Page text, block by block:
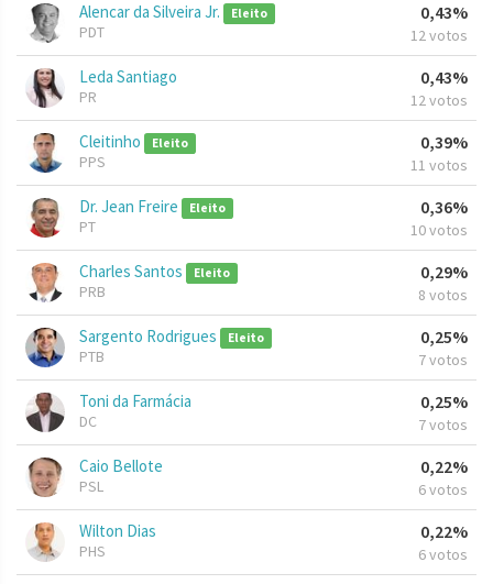
Alencar da Silveira Jr. Eleito
PDT
0,43%
12 votos
Leda Santiago
PR
0,43%
12 votos
Cleitinho Eleito
PPS
0,39%
11 votos
Dr. Jean Freire Eleito
PT
0,36%
10 votos
Charles Santos Eleito
PRB
0,29%
8 votos
Sargento Rodrigues Eleito
PTB
0,25%
7 votos
Toni da Farmácia
DC
0,25%
7 votos
Caio Bellote
PSL
0,22%
6 votos
Wilton Dias
PHS
0,22%
6 votos